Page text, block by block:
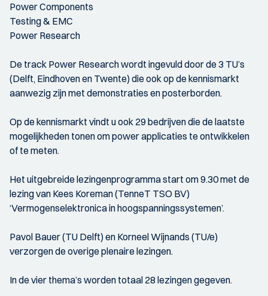
Power Components
Testing & EMC
Power Research
De track Power Research wordt ingevuld door de 3 TU’s
(Delft, Eindhoven en Twente) die ook op de kennismarkt
aanwezig zijn met demonstraties en posterborden.
Op de kennismarkt vindt u ook 29 bedrijven die de laatste
mogelijkheden tonen om power applicaties te ontwikkelen
of te meten.
Het uitgebreide lezingenprogramma start om 9.30 met de
lezing van Kees Koreman (TenneT TSO BV)
‘Vermogenselektronica in hoogspanningssystemen’.
Pavol Bauer (TU Delft) en Korneel Wijnands (TU/e)
verzorgen de overige plenaire lezingen.
In de vier thema’s worden totaal 28 lezingen gegeven.